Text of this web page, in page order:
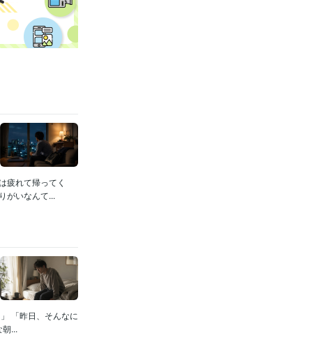
疲れて帰ってく
がいなんて...
「昨日、そんなに
...